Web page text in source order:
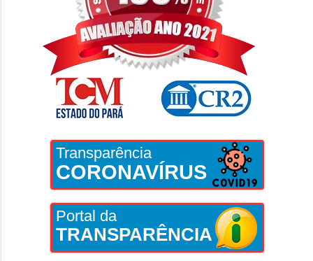
Transparência
CORONAVÍRUS
Portal da
TRANSPARÊNCIA